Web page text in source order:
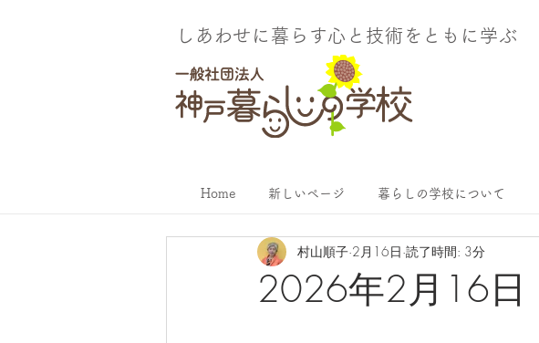
しあわせに暮らす​心と技術をともに学ぶ
Home 新しいページ 暮らしの学校について
2026年2月16
村山順子 2月16日 読了時間: 3分